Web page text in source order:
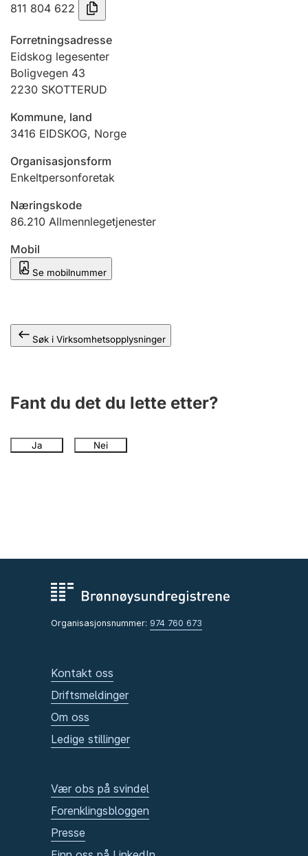
Tinglysing
Jeger
Betaling og jegeravgiftskort
Ektepaktveileder
Andre tema
811 804 622
Forretningsadresse
Eidskog legesenter
Boligvegen 43
2230 SKOTTERUD
Kommune, land
3416 EIDSKOG, Norge
Organisasjonsform
Enkeltpersonforetak
Næringskode
86.210 Allmennlegetjenester
Mobil
Se mobilnummer
Søk i Virksomhetsopplysninger
Fant du det du lette etter?
Ja Nei
Organisasjonsnummer: 974 760 673
Kontakt oss
Driftsmeldinger
Om oss
Ledige stillinger
Vær obs på svindel
Forenklingsbloggen
Presse